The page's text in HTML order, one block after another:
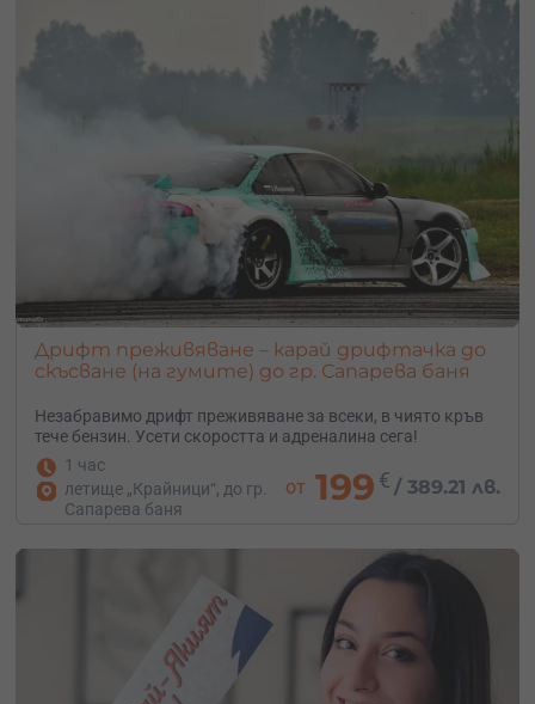
Дрифт преживяване – карай дрифтачка до
скъсване (на гумите) до гр. Сапарева баня
Незабравимо дрифт преживяване за всеки, в чиято кръв
тече бензин. Усети скоростта и адреналина сега!
1 час
летище „Крайници“, до гр.
Сапарева баня
от 199 € /389.21 лв.